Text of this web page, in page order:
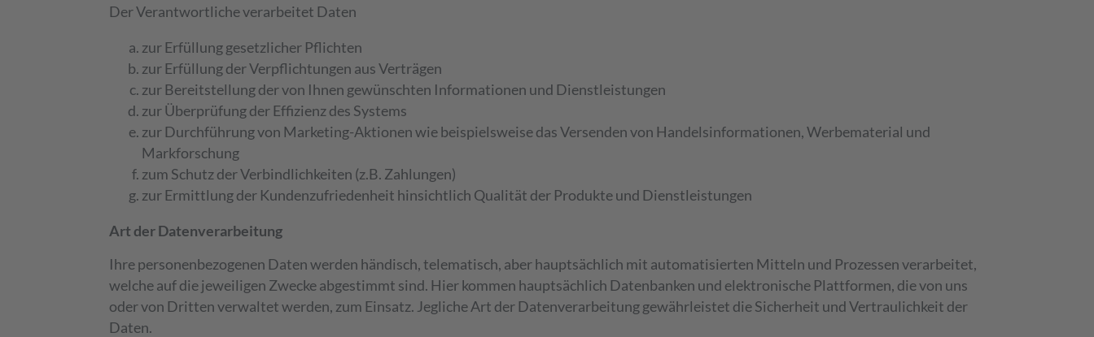
Der Verantwortliche verarbeitet Daten
zur Erfüllung gesetzlicher Pflichten
zur Erfüllung der Verpflichtungen aus Verträgen
zur Bereitstellung der von Ihnen gewünschten Informationen und Dienstleistungen
zur Überprüfung der Effizienz des Systems
zur Durchführung von Marketing-Aktionen wie beispielsweise das Versenden von Handelsinformationen, Werbematerial und
Markforschung
zum Schutz der Verbindlichkeiten (z.B. Zahlungen)
zur Ermittlung der Kundenzufriedenheit hinsichtlich Qualität der Produkte und Dienstleistungen
Art der Datenverarbeitung
Ihre personenbezogenen Daten werden händisch, telematisch, aber hauptsächlich mit automatisierten Mitteln und Prozessen verarbeitet,
welche auf die jeweiligen Zwecke abgestimmt sind. Hier kommen hauptsächlich Datenbanken und elektronische Plattformen, die von uns
oder von Dritten verwaltet werden, zum Einsatz. Jegliche Art der Datenverarbeitung gewährleistet die Sicherheit und Vertraulichkeit der
Daten.